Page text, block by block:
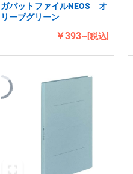
ガバットファイルNEOS オ
リーブグリーン
￥393~[税込]